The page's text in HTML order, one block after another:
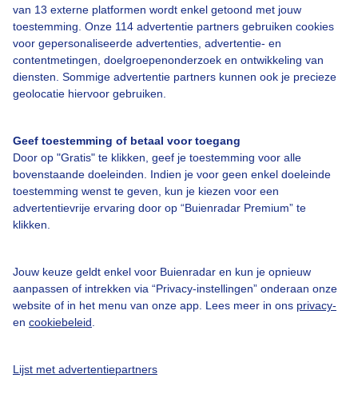
van 13 externe platformen wordt enkel getoond met jouw
toestemming. Onze 114 advertentie partners gebruiken cookies
voor gepersonaliseerde advertenties, advertentie- en
contentmetingen, doelgroepenonderzoek en ontwikkeling van
diensten. Sommige advertentie partners kunnen ook je precieze
geolocatie hiervoor gebruiken.
Geef toestemming of betaal voor toegang
Door op "Gratis" te klikken, geef je toestemming voor alle
bovenstaande doeleinden. Indien je voor geen enkel doeleinde
toestemming wenst te geven, kun je kiezen voor een
advertentievrije ervaring door op “Buienradar Premium” te
klikken.
Jouw keuze geldt enkel voor Buienradar en kun je opnieuw
aanpassen of intrekken via “Privacy-instellingen” onderaan onze
website of in het menu van onze app. Lees meer in ons privacy-
en cookiebeleid
Lijst met advertentiepartners
Over Buienradar
Bedrijfsgegevens
Veelgestelde vragen
Toegankelijkheid
Gebruikersvoorwaarden
Adverteren
Buienradar Team
Cookie beleid
Privacy instellingen
Gratis weerdata
@BuienradarNL